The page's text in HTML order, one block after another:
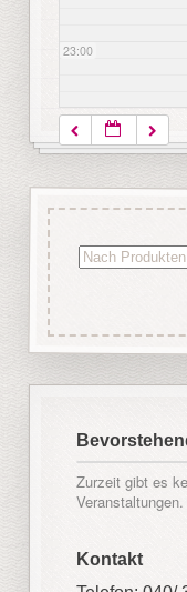
23:00
Zurzeit gibt es
Veranstaltungen.
Kontakt